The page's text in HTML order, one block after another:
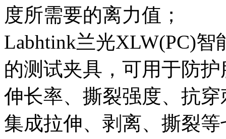
度所需要的离力值；
Labhtink兰光XLW(PC)
的测试夹具，可用于防
伸长率、撕裂强度、抗
集成拉伸、剥离、撕裂